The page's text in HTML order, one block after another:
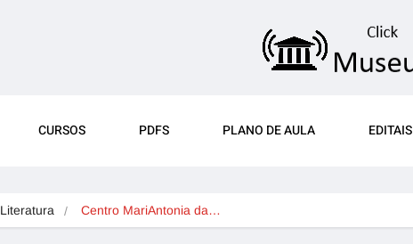
CURSOS PDFS PLANO DE AULA EDITAIS
Literatura Centro MariAntonia da…